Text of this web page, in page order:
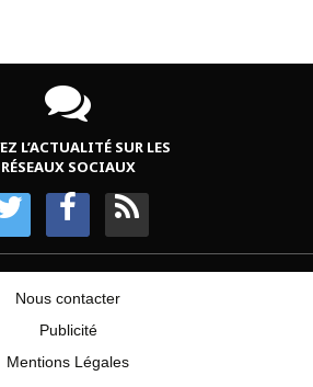
L’ACTUALITÉ SUR LES
RÉSEAUX SOCIAUX
Nous contacter
Publicité
Mentions Légales